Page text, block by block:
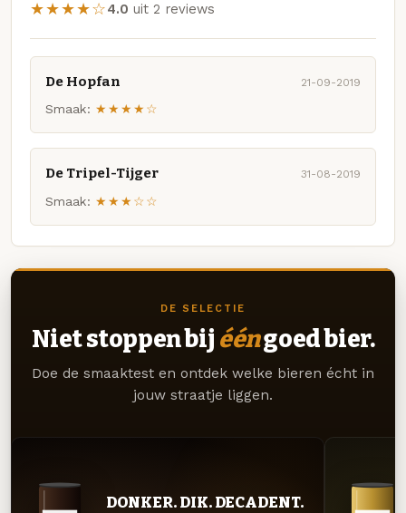
★★★★☆4.0 uit 2 reviews
De Hopfan 21-09-2019
Smaak: ★★★★☆
De Tripel-Tijger 31-08-2019
Smaak: ★★★☆☆
DE SELECTIE
Niet stoppen bij ééngoed bier.
Doe de smaaktest en ontdek welke bieren écht in
jouw straatje liggen.
DONKER. DIK. DECADENT.